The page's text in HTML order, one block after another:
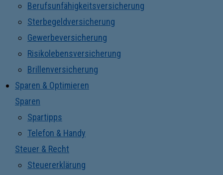
Berufsunfähigkeitsversicherung
Sterbegeldversicherung
Gewerbeversicherung
Risikolebensversicherung
Brillenversicherung
Sparen & Optimieren
Sparen
Spartipps
Telefon & Handy
Steuer & Recht
Steuererklärung